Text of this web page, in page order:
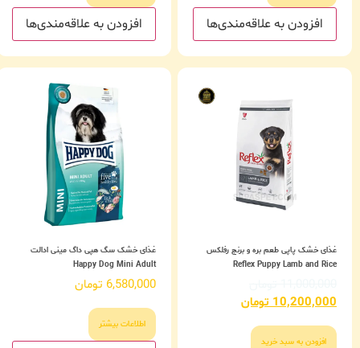
افزودن به علاقه‌مندی‌ها افزودن به علاقه‌مندی‌ها
غذای خشک پاپی طعم بره و برنج رفلکس
Reflex Puppy Lamb and Rice
10,200,000تومان
افزودن به سبد خرید
غذای خشک سگ هپی داگ مینی ادالت
Happy Dog Mini Adult
6,580,000 تومان
اطلاعات بیشتر